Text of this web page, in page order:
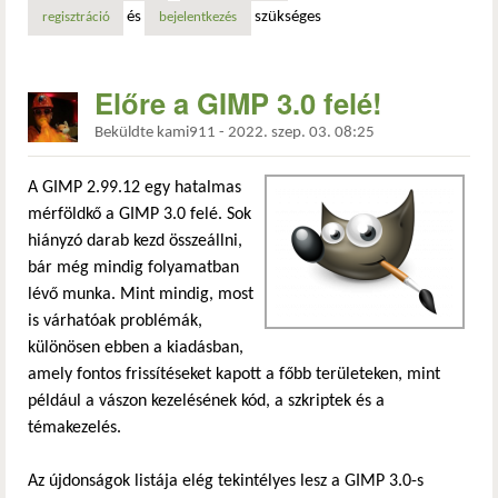
regisztráció és bejelentkezés szükséges
Előre a GIMP 3.0 felé!
Beküldte kami911 - 2022. szep. 03. 08:25
A GIMP 2.99.12 egy hatalmas
mérföldkő a GIMP 3.0 felé. Sok
hiányzó darab kezd összeállni,
bár még mindig folyamatban
lévő munka. Mint mindig, most
is várhatóak problémák,
különösen ebben a kiadásban,
amely fontos frissítéseket kapott a főbb területeken, mint
például a vászon kezelésének kód, a szkriptek és a
témakezelés.
Az újdonságok listája elég tekintélyes lesz a GIMP 3.0-s